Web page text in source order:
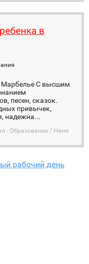
в
Марбелье С высшим
песен, сказок.
привычек,
надежна...
- Образование / Няня
рабочий день